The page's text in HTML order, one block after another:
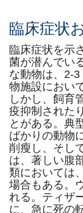
臨床症状
臨床症状を示
菌が潜んでい
な動物は、2-
物施設におい
しかし、飼育
疫抑制された
とがある。典
ばかりの動物
削瘦し、そし
は、著しい腹
類においては
場合もある。
れる。ティザ
に、急に死の